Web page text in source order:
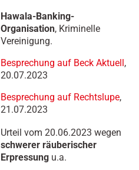
Hawala-Banking-
Organisation, Kriminelle
Vereinigung.
Besprechung auf Beck Aktuell ,
20.07.2023
Besprechung auf Rechtslupe,
21.07.2023
Urteil vom 20.06.2023 wegen
schwerer räuberischer
Erpressung u.a.